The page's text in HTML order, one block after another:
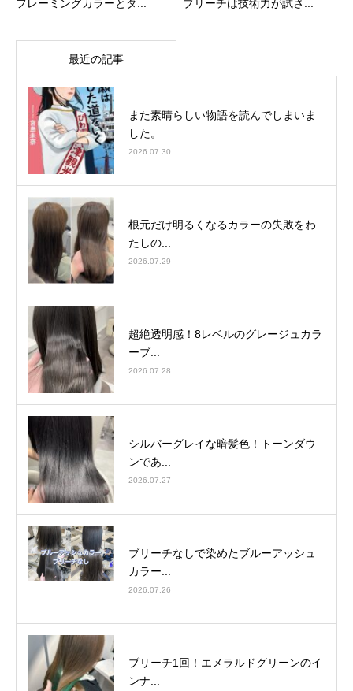
フレーミングカラーとダ... ブリーチは技術力が試さ...
最近の記事
また素晴らしい物語を読んでしまいま
した。
2026.07.30
根元だけ明るくなるカラーの失敗をわ
たしの...
2026.07.29
超絶透明感！8レベルのグレージュカラ
ーブ...
2026.07.28
シルバーグレイな暗髪色！トーンダウ
ンであ...
2026.07.27
ブリーチなしで染めたブルーアッシュ
カラー...
2026.07.26
ブリーチ1回！エメラルドグリーンのイ
ンナ...